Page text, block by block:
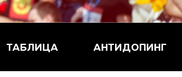
ТАБЛИЦА АНТИДОПИНГ